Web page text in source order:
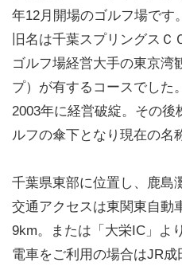
年12月開場のゴルフ場です。
旧名は千葉スプリングスＣ
ゴルフ場経営大手の東京湾
プ）が有するコースでした。
2003年に経営破綻。その
ルフの傘下となり現在の名
千葉県東部に位置し、鹿島
交通アクセスは東関東自動
9km。または「大栄IC」よ
電車をご利用の場合はJR